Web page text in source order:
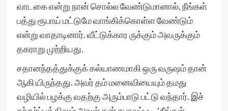
வாடகை என்று நான் சொல்ல வேண்டுமானால், நீங்கள்
பத்து ரூபாய் மட்டுமே வாங்கிக்கொள்ள வேண்டும்
என்று வாதாடினார். வீட்டுக்கார ருக்கும் அவருக்கும்
தகராறு முற்றியது.
சதானந்தத்துக்குக் கல்யாணமாகி ஒரு வருஷம் தான்
ஆகி யிருந்தது. அவர் தம் மனைவியையும் தமது
வழியில் பழக்கு வதற்கு அரும்பாடு பட்டு வந்தார். இச்